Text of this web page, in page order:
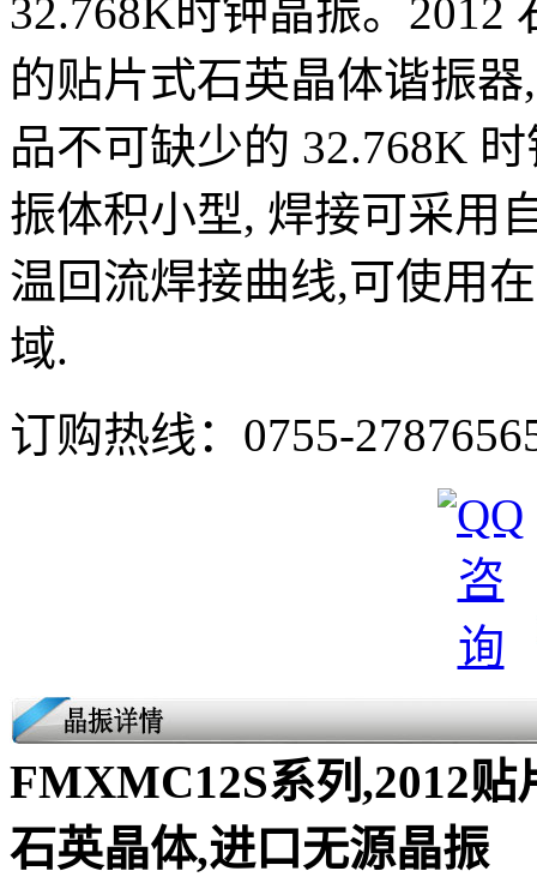
32.768K时钟晶振。2012
的贴片式石英晶体谐振
品不可缺少的 32.768K
振体积小型, 焊接可采用
温回流焊接曲线,可使用
域.
订购热线： 0755-
FMXMC12S系列,2012
石英晶体,进口无源晶振